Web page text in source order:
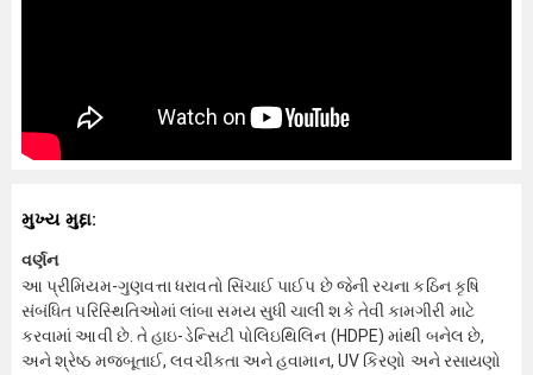
મુખ્ય મુદ્દા:
વર્ણન
આ પ્રીમિયમ-ગુણવત્તા ધરાવતો સિંચાઈ પાઈપ છે જેની રચના કઠિન કૃષિ
સંબંધિત પરિસ્થિતિઓમાં લાંબા સમય સુધી ચાલી શકે તેવી કામગીરી માટે
કરવામાં આવી છે. તે હાઇ-ડેન્સિટી પોલિઇથિલિન (HDPE) માંથી બનેલ છે,
અને શ્રેષ્ઠ મજબૂતાઈ, લવચીકતા અને હવામાન, UV કિરણો અને રસાયણો